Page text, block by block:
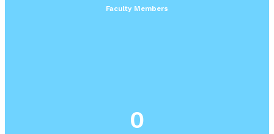
Faculty Members
0